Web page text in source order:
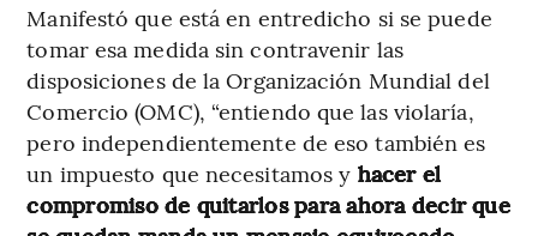
Manifestó que está en entredicho si se puede
tomar esa medida sin contravenir las
disposiciones de la Organización Mundial del
Comercio (OMC), “entiendo que las violaría,
pero independientemente de eso también es
un impuesto que necesitamos y hacer el
compromiso de quitarlos para ahora decir que